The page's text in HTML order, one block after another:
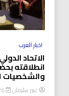
اخبار العرب
الاتحاد
انطلاقته
والشخصيات
عبير سليمان 2026-08-06